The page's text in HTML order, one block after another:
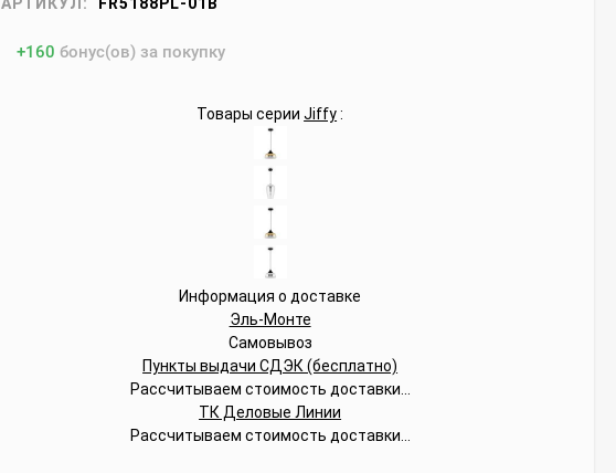
+160 бонус(ов) за покупку
Товары серииJiffy:
Информация о доставке
Эль-Монте
Самовывоз
Пункты выдачи СДЭК (бесплатно)
Рассчитываем стоимость доставки...
ТК Деловые Линии
Рассчитываем стоимость доставки...